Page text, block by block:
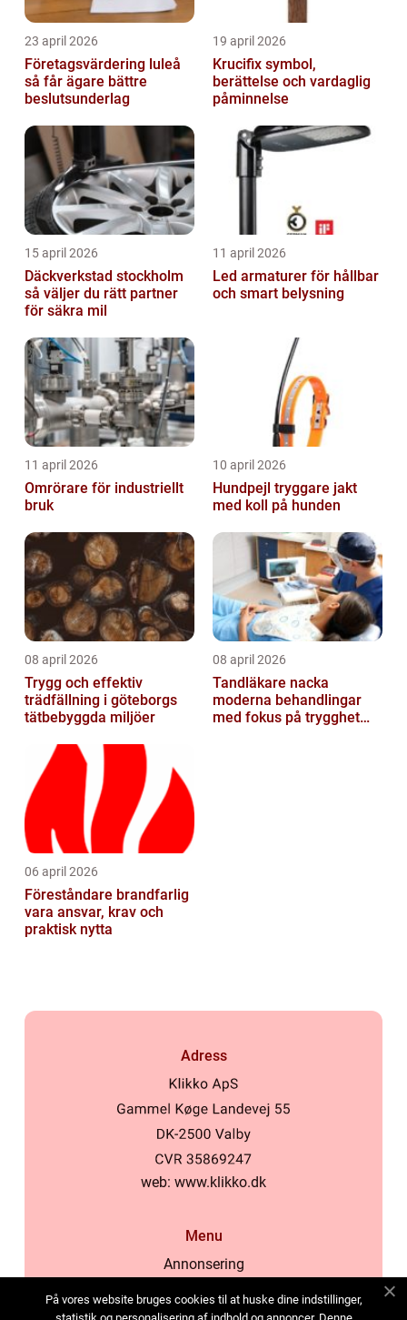
23 april 2026
Företagsvärdering luleå
så får ägare bättre
beslutsunderlag
19 april 2026
Krucifix symbol,
berättelse och vardaglig
påminnelse
15 april 2026
Däckverkstad stockholm
så väljer du rätt partner
för säkra mil
11 april 2026
Led armaturer för hållbar
och smart belysning
11 april 2026
Omrörare för industriellt
bruk
10 april 2026
Hundpejl tryggare jakt
med koll på hunden
08 april 2026
Trygg och effektiv
trädfällning i göteborgs
tätbebyggda miljöer
08 april 2026
Tandläkare nacka
moderna behandlingar
med fokus på trygghet
06 april 2026
Föreståndare brandfarlig
vara ansvar, krav och
praktisk nytta
Adress
web: www.klikko.dk
Menu
Annonsering
Cookies
På vores website bruges cookies til at huske dine indstillinger,